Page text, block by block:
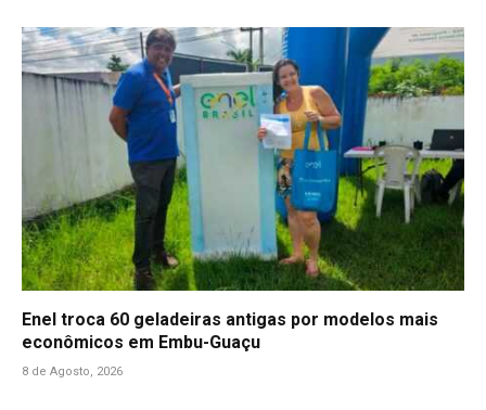
Enel troca 60 geladeiras antigas por modelos mais
econômicos em Embu-Guaçu
8 de Agosto, 2026